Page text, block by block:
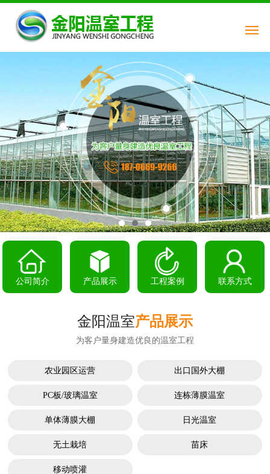
公司简介 产品展示 工程案例 联系方式
金阳温室产品展示
为客户量身建造优良的温室工程
农业园区运营 出口国外大棚
PC板/玻璃温室 连栋薄膜温室
单体薄膜大棚 日光温室
无土栽培 苗床
移动喷灌